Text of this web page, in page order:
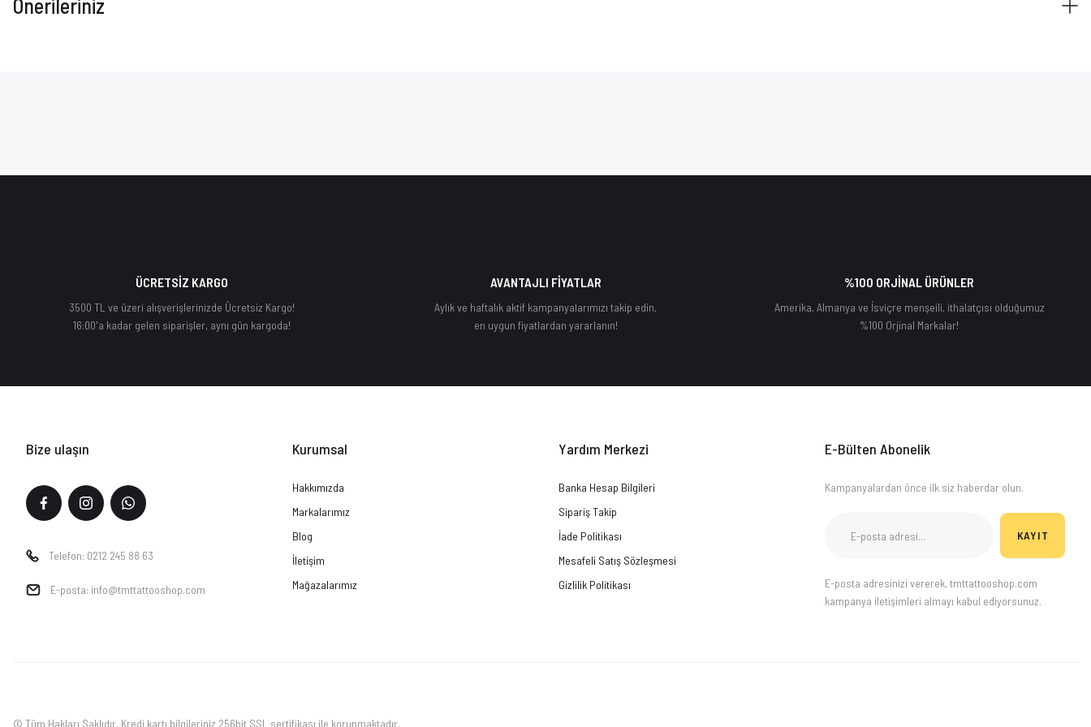
Önerileriniz
ÜCRETSİZ KARGO
3500 TL ve üzeri alışverişlerinizde Ücretsiz Kargo!
16:00'a kadar gelen siparişler, aynı gün kargoda!
AVANTAJLI FİYATLAR
Aylık ve haftalık aktif kampanyalarımızı takip edin,
en uygun fiyatlardan yararlanın!
%100 ORJİNAL ÜRÜNLER
Amerika, Almanya ve İsviçre menşeili, ithalatçısı olduğumuz
%100 Orjinal Markalar!
Bize ulaşın
Telefon: 0212 245 88 63
E-posta: info@tmttattooshop.com
Kurumsal
Hakkımızda
Markalarımız
Blog
İletişim
Mağazalarımız
Yardım Merkezi
Banka Hesap Bilgileri
Sipariş Takip
İade Politikası
Mesafeli Satış Sözleşmesi
Gizlilik Politikası
E-Bülten Abonelik
Kampanyalardan önce ilk siz haberdar olun.
KAYIT
E-posta adresinizi vererek, tmttattooshop.com
kampanya iletişimleri almayı kabul ediyorsunuz.
© Tüm Hakları Saklıdır. Kredi kartı bilgileriniz 256bit SSL sertifikası ile korunmaktadır.